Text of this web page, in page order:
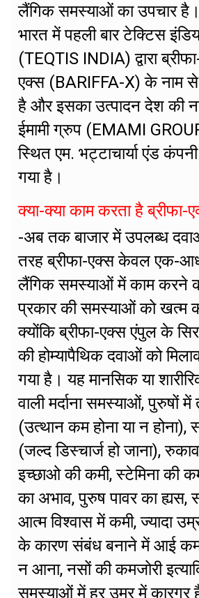
लैंगिक समस्याओं का उपचार
भारत में पहली बार टेक्टिस
(TEQTIS INDIA) द्वारा
एक्स (BARIFFA-X) के नाम से
है और इसका उत्पादन देश की
ईमामी ग्रुप (EMAMI
स्थित एम. भट्टाचार्या एंड कंपनी
गया है।
क्या-क्या काम करता है ब्रीफा-
-अब तक बाजार में उपलब्ध
तरह ब्रीफा-एक्स केवल एक-
लैंगिक समस्याओं में काम करने
प्रकार की समस्याओं को खत्म
क्योंकि ब्रीफा-एक्स एंपुल के
की होम्यापैथिक दवाओं को
गया है। यह मानसिक या
वाली मर्दाना समस्याओं, पुरुषों
(उत्थान कम होना या न
(जल्द डिस्चार्ज हो जाना),
इच्छाओ की कमी, स्टेमिना की
का अभाव, पुरुष पावर का ह्यस,
आत्म विश्वास में कमी, ज्यादा
के कारण संबंध बनाने में आई
न आना, नसों की कमजोरी
समस्याओं में हर उम्र में